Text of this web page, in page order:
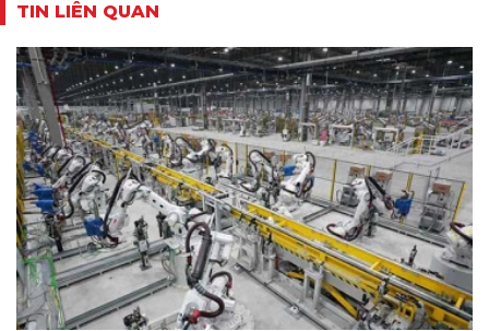
TIN LIÊN QUAN